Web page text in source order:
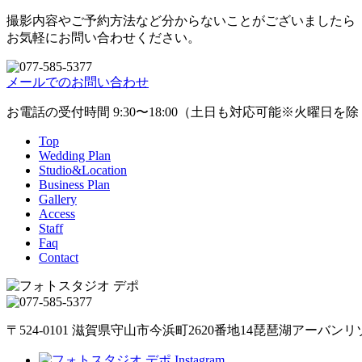
撮影内容やご予約方法など分からないことがございましたら
お気軽にお問い合わせください。
メールでのお問い合わせ
お電話の受付時間 9:30〜18:00（土日も対応可能※火曜日を除
Top
Wedding Plan
Studio&Location
Business Plan
Gallery
Access
Staff
Faq
Contact
〒524-0101 滋賀県守山市今浜町2620番地14琵琶湖アーバンリ